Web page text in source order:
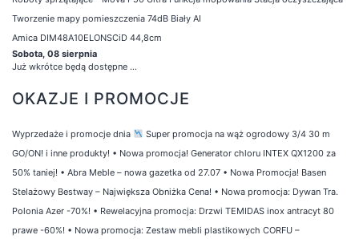
Tworzenie mapy pomieszczenia 74dB Biały AI
Amica DIM48A10ELONSCiD 44,8cm
Sobota, 08 sierpnia
Już wkrótce będą dostępne ...
OKAZJE I PROMOCJE
Wyprzedaże i promocje dnia
Super promocja na wąż ogrodowy 3/4 30 m
GO/ON! i inne produkty! • Nowa promocja! Generator chloru INTEX QX1200 za
50% taniej! • Abra Meble – nowa gazetka od 27.07 • Nowa Promocja! Basen
Stelażowy Bestway – Największa Obniżka Cena! • Nowa promocja: Dywan Tra.
Polonia Azer -70%! • Rewelacyjna promocja: Drzwi TEMIDAS inox antracyt 80
prawe -60%! • Nowa promocja: Zestaw mebli plastikowych CORFU –